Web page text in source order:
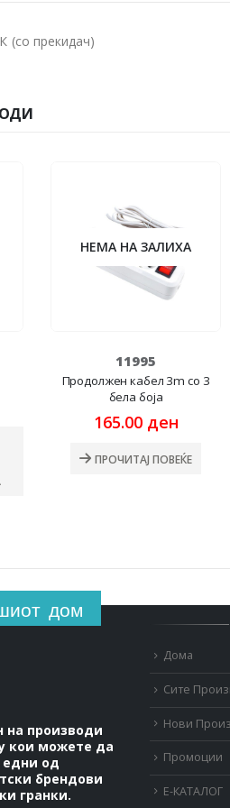
(со прекидач)
НЕМА НА ЗАЛИХА
11995
Продолжен кабел 3m со 3
бела боја
165.00 ден
ПРОЧИТАЈ ПОВЕЌЕ
дом
на производи
кои можете да
едни од
брендови
гранки.
Дома
Сите
Нови
Промоции
Е-КАТАЛОГ